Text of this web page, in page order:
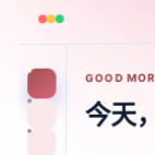
今天